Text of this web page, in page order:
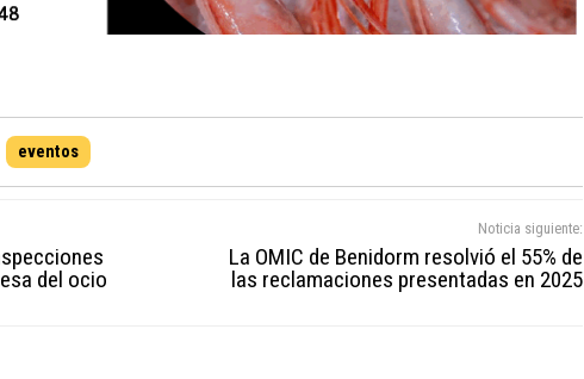
eventos
del ocio
Noticia siguiente:
La OMIC de Benidorm resolvió el 55% de
las reclamaciones presentadas en 2025